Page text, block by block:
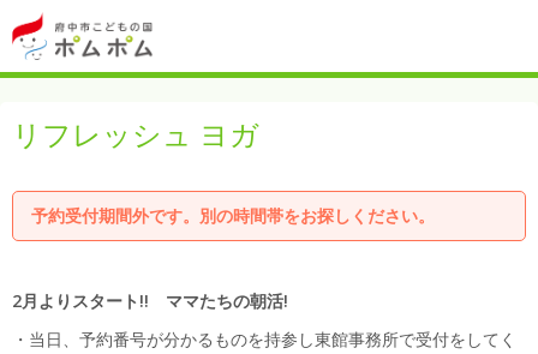
リフレッシュ ヨガ
予約受付期間外です。別の時間帯をお探しください。
2月よりスタート!! ママたちの朝活!
・当日、予約番号が分かるものを持参し東館事務所で受付をしてく